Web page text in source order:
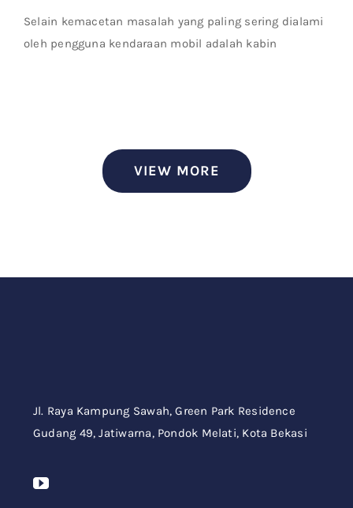
Selain kemacetan masalah yang paling sering dialami
oleh pengguna kendaraan mobil adalah kabin
VIEW MORE
Jl. Raya Kampung Sawah,Green Park Residence
Gudang 49,Jatiwarna, Pondok Melati, Kota Bekasi